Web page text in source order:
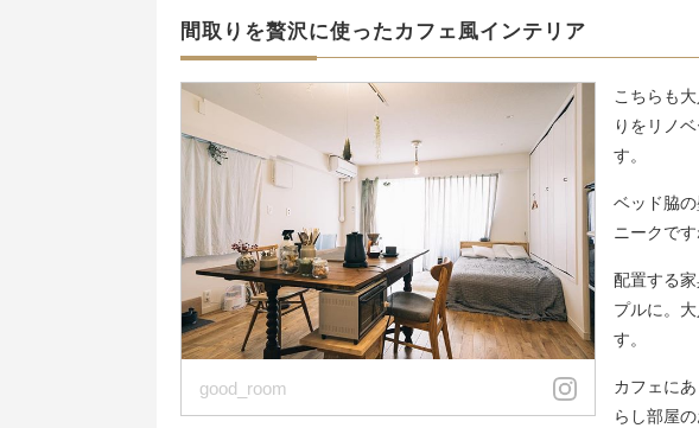
間取りを贅沢に使ったカフェ風インテリア
good_room
こちらも
りをリノ
す。
ベッド脇
ニークです
配置する
プルに。
す。
カフェに
らし部屋